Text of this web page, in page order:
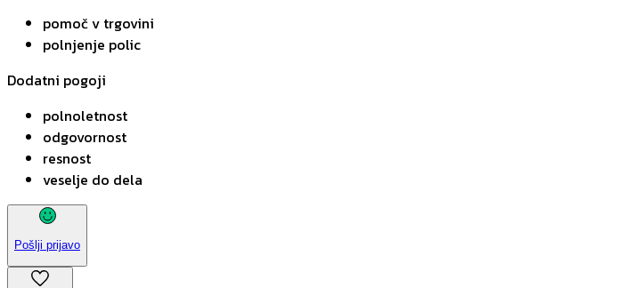
pomoč v trgovini
polnjenje polic
Dodatni pogoji
polnoletnost
odgovornost
resnost
veselje do dela
Pošlji prijavo